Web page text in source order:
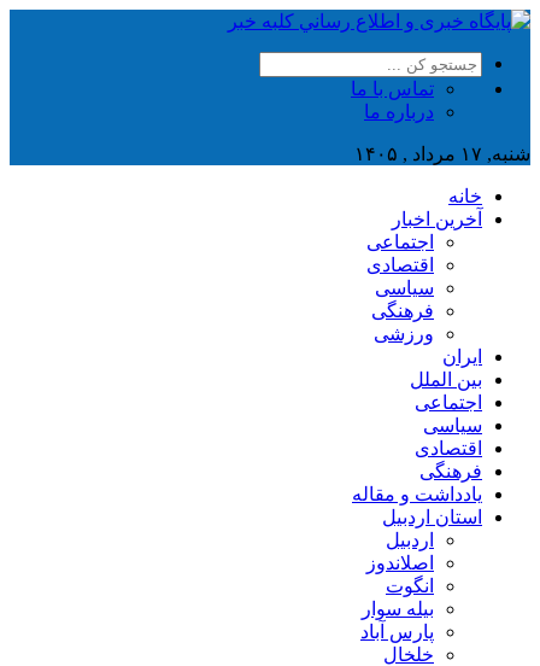
تماس با ما
درباره ما
شنبه, ۱۷ مرداد , ۱۴۰۵
خانه
آخرین اخبار
اجتماعی
اقتصادی
سیاسی
فرهنگی
ورزشی
ایران
بین الملل
اجتماعی
سیاسی
اقتصادی
فرهنگی
یادداشت و مقاله
استان اردبیل
اردبیل
اصلاندوز
انگوت
بیله سوار
پارس آباد
خلخال